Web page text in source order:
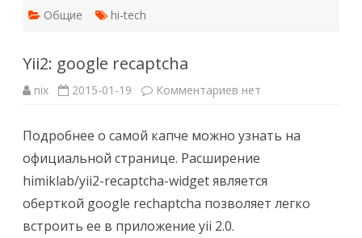
Общие hi-tech
Yii2: google recaptcha
nix 2015-01-19 Комментариев к
recaptcha
нет
Подробнее о самой капче можно узнать на
официальной странице. Расширение
himiklab/yii2-recaptcha-widget является
оберткой google rechaptcha позволяет легко
встроить ее в приложение yii 2.0.